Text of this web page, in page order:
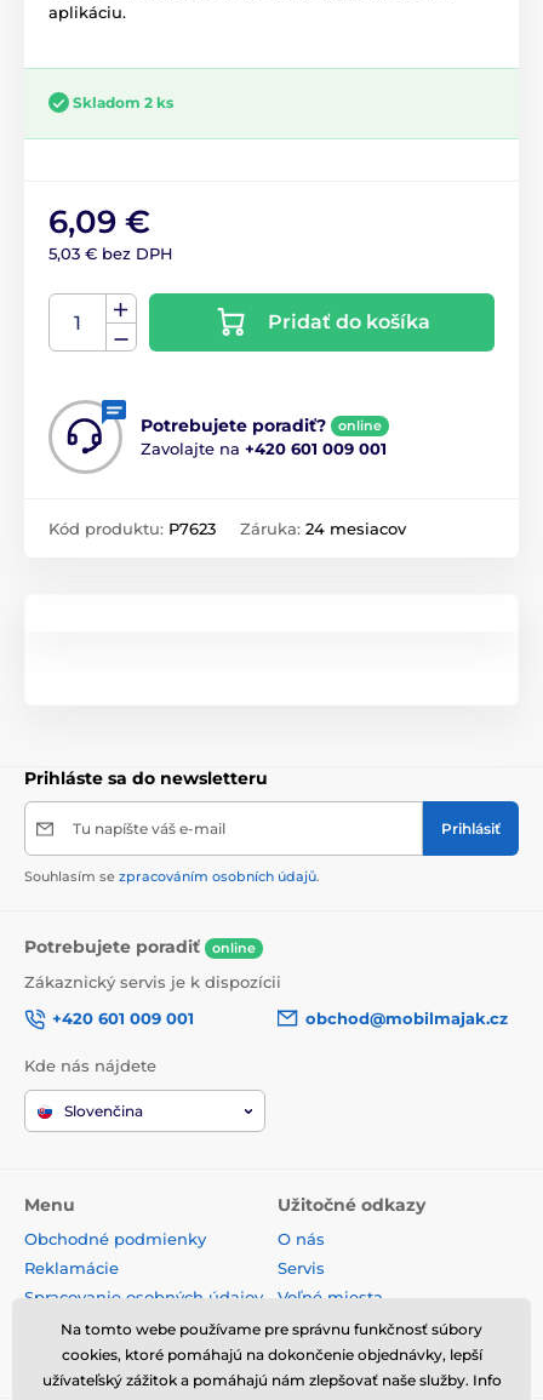
aplikáciu.
Skladom 2 ks
6,09 €
5,03 € bez DPH
Pridať do košíka
Potrebujete poradiť? online
Zavolajte na +420 601 009 001
Kód produktu: P7623 Záruka: 24 mesiacov
Prihláste sa do newsletteru
Tu napíšte váš e-mail Prihlásiť
Souhlasím se zpracováním osobních údajů.
Potrebujete poradiť online
Zákaznický servis je k dispozícii
+420 601 009 001
obchod@mobilmajak.cz
Kde nás nájdete
Slovenčina
Menu
Obchodné podmienky
Reklamácie
Spracovanie osobných údajov
Doprava a platba
Odstúpenie od zmluvy
Užitočné odkazy
O nás
Servis
Voľné miesta
Kontakt
Na tomto webe používame pre správnu funkčnosť súbory
cookies, ktoré pomáhajú na dokončenie objednávky, lepší
užívateľský zážitok a pomáhajú nám zlepšovať naše služby. Info